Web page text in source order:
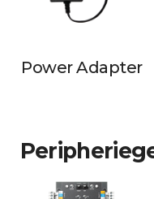
Power Adapter